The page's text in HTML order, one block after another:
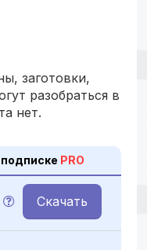
заготовки,
разобраться в
нет.
PRO
Скачать